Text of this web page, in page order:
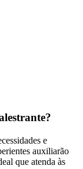
e
auxiliarão
que atenda às